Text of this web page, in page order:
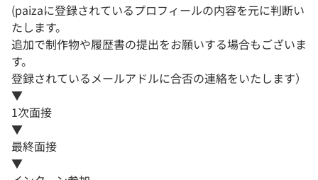
(paizaに登録されているプロフィールの内容を元に判断い
たします。
追加で制作物や履歴書の提出をお願いする場合もございま
す。
登録されているメールアドルに合否の連絡をいたします）
▼
1次面接
▼
最終面接
▼